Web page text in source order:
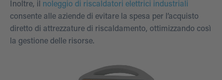
Inoltre, il noleggio di riscaldatori elettrici industriali
consente alle aziende di evitare la spesa per l’acquisto
diretto di attrezzature di riscaldamento, ottimizzando così
la gestione delle risorse.